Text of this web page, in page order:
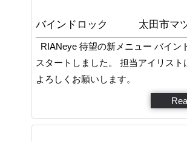
バインドロック 太田市マツ
RIANeye 待望の新メニュー バイン
スタートしました。 担当アイリスト
よろしくお願いします。